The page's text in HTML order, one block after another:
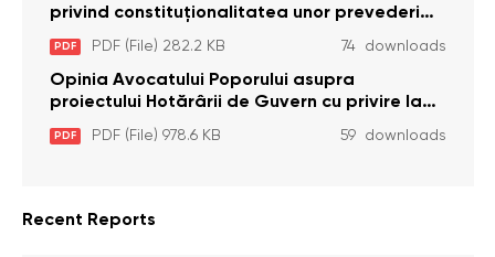
privind constituționalitatea unor prevederi
care interzic angajarea în organizațiile de
pază particulară a persoanelor condamnate
pentru comiterea cu intenție a unor infracțiuni
a fost luată în considerare de Curtea
Constituțională
PDF PDF (File) 282.2 KB 74 downloads
Opinia Avocatului Poporului asupra
proiectului Hotărârii de Guvern cu privire la
aprobarea proiectului de lege privind
activitatea sanitară veterinarăa
PDF PDF (File) 978.6 KB 59 downloads
Recent Reports